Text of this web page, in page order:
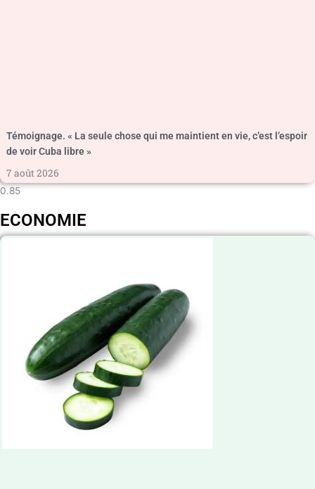
Témoignage. « La seule chose qui me maintient en vie, c’est l’espoir
de voir Cuba libre »
7 août 2026
ECONOMIE